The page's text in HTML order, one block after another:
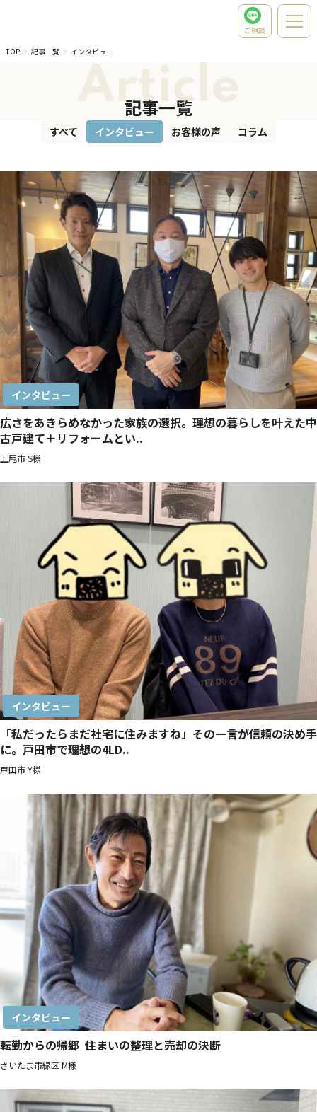
ご相談
TOP
記事一覧 インタビュー
Article
記事一覧
すべて インタビュー お客様の声 コラム
インタビュー
広さをあきらめなかった家族の選択。理想の暮らしを叶えた中
古戸建て＋リフォームとい..
上尾市 S様
インタビュー
「私だったらまだ社宅に住みますね」その一言が信頼の決め手
に。戸田市で理想の4LD..
戸田市 Y様
インタビュー
転勤からの帰郷 住まいの整理と売却の決断
さいたま市緑区 M様